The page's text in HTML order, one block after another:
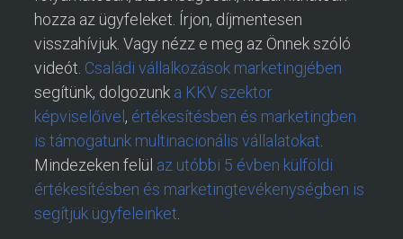
hozza az ügyfeleket. Írjon, díjmentesen
visszahívjuk. Vagy nézz e meg az Önnek szóló
videót. Családi vállalkozások marketingjében
segítünk, dolgozunk a KKV szektor
képviselőivel , értékesítésben és marketingben
is támogatunk multinacionális vállalatokat.
Mindezeken felül az utóbbi 5 évben külföldi
értékesítésben és marketingtevékenységben is
segítjük ügyfeleinket.